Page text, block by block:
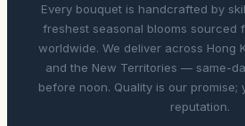
Every bouquet is handcrafted by
freshest seasonal blooms sourced
worldwide. We deliver across Hong
and the New Territories — same-
before noon. Quality is our
reputation.